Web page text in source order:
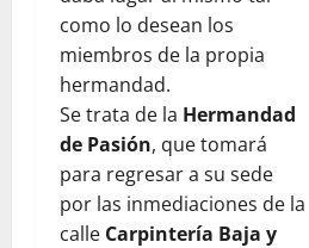
como lo desean los
miembros de la propia
hermandad.
Se trata de la Hermandad
de Pasión, que tomará
para regresar a su sede
por las inmediaciones de la
calle Carpintería Baja y